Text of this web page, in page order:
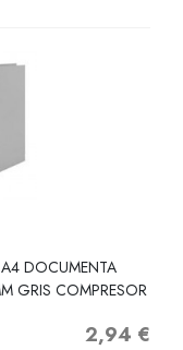
DOCUMENTA
GRIS COMPRESOR
Precio
2,94 €